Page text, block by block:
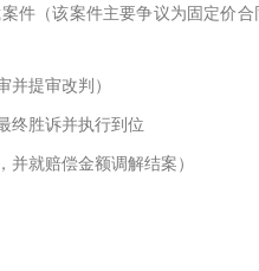
件（该案件主要争议为固定价
提审改判）
终胜诉并执行到位
就赔偿金额调解结案）